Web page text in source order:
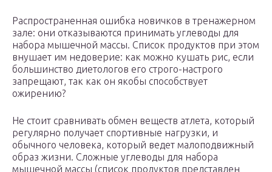
Распространенная ошибка новичков в тренажерном
зале: они отказываются принимать углеводы для
набора мышечной массы. Список продуктов при этом
внушает им недоверие: как можно кушать рис, если
большинство диетологов его строго-настрого
запрещают, так как он якобы способствует
ожирению?
Не стоит сравнивать обмен веществ атлета, который
регулярно получает спортивные нагрузки, и
обычного человека, который ведет малоподвижный
образ жизни. Сложные углеводы для набора
мышечной массы (список продуктов представлен